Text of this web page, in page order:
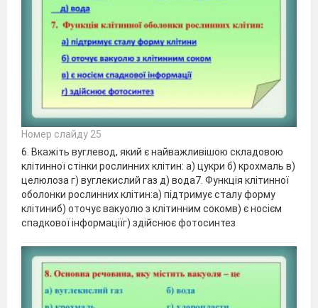
Номер слайду 25
6. Вкажіть вуглевод, який є найважливішою складовою
клітинної стінки рослинних клітин: а) цукри б) крохмаль в)
целюлоза г) вуглекислий газ д) вода7. Функція клітинної
оболонки рослинних клітин:а) підтримує сталу форму
клітиниб) оточує вакуолю з клітинним сокомв) є носієм
спадкової інформаціїг) здійснює фотосинтез